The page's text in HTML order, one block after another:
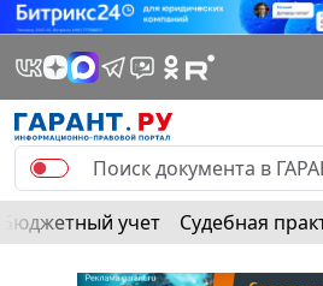
Бюджетный учет Судебная